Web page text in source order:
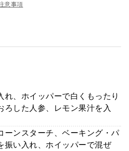
意事項
れ、ホイッパーで白くもったり
ろした人参、レモン果汁を入
ーンスターチ、ベーキング・パ
振い入れ、ホイッパーで混ぜ